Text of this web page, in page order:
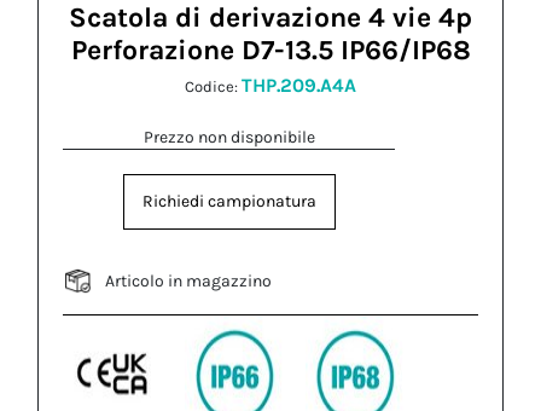
Scatola di derivazione 4 vie 4p
Perforazione D7-13.5 IP66/IP68
Codice: THP.209.A4A
Prezzo non disponibile
Richiedi campionatura
Articolo in magazzino